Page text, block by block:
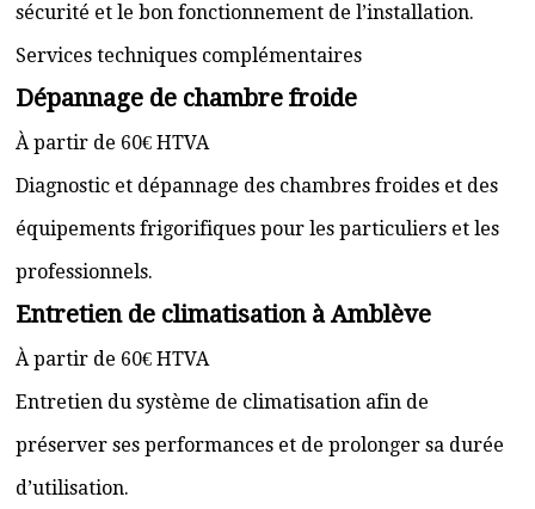
sécurité et le bon fonctionnement de l’installation.
Services techniques complémentaires
Dépannage de chambre froide
À partir de 60€ HTVA
Diagnostic et dépannage des chambres froides et des
équipements frigorifiques pour les particuliers et les
professionnels.
Entretien de climatisation à Amblève
À partir de 60€ HTVA
Entretien du système de climatisation afin de
préserver ses performances et de prolonger sa durée
d’utilisation.